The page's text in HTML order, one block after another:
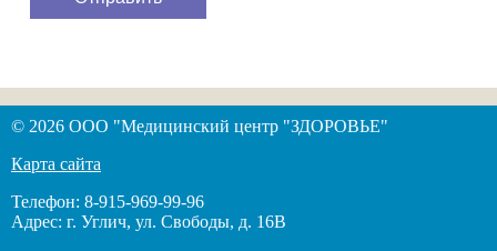
© 2026 ООО "Медицинский центр "ЗДОРОВЬЕ"
Карта сайта
Телефон: 8-915-969-99-96
Адрес: г. Углич, ул. Свободы, д. 16В